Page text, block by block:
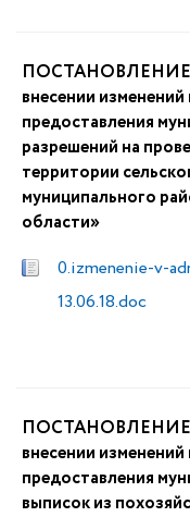
ПОСТАНОВЛЕНИЕ
внесении
предоставления
разрешений на
территории
муниципального
области»
0.izmenenie-v-
13.06.18.doc
ПОСТАНОВЛЕНИЕ
внесении
предоставления
выписок из